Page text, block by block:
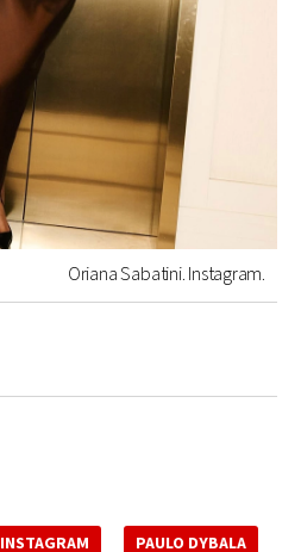
Oriana Sabatini. Instagram.
INSTAGRAM PAULO DYBALA